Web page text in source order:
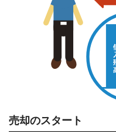
売却のスタート